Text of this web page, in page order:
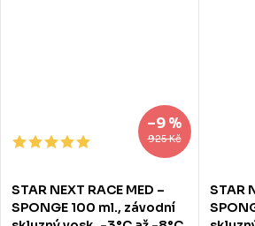
925 Kč
–9 %
STAR NEXT RACE MED –
SPONGE 100 ml., závodní
STAR